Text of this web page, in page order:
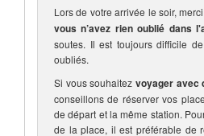
Lors de votre arrivée le soir,
vous n’avez rien oublié dans
soutes. Il est toujours difficile
oubliés.
Si vous souhaitez voyager avec
conseillons de réserver vos
de départ et la même station.
de la place, il est préférable de